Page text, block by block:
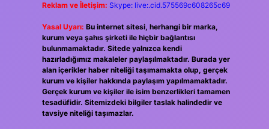
Reklam ve İletişim: Skype: live:.cid.575569c608265c69
Yasal Uyarı: Bu internet sitesi, herhangi bir marka,
kurum veya şahıs şirketi ile hiçbir bağlantısı
bulunmamaktadır. Sitede yalnızca kendi
hazırladığımız makaleler paylaşılmaktadır. Burada yer
alan içerikler haber niteliği taşımamakta olup, gerçek
kurum ve kişiler hakkında paylaşım yapılmamaktadır.
Gerçek kurum ve kişiler ile isim benzerlikleri tamamen
tesadüfidir. Sitemizdeki bilgiler taslak halindedir ve
tavsiye niteliği taşımazlar.